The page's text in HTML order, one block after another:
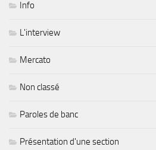
Info
L'interview
Mercato
Non classé
Paroles de banc
Présentation d'une section